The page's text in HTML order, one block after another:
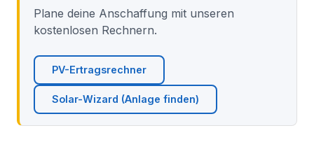
Plane deine Anschaffung mit unseren
kostenlosen Rechnern.
PV-Ertragsrechner
Solar-Wizard (Anlage finden)